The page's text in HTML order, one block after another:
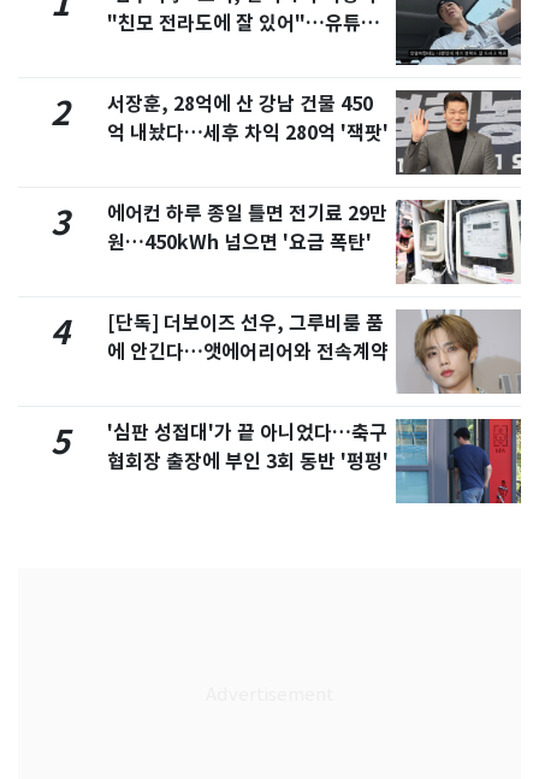
"친모 전라도에 잘 있어"…유튜브
2
서장훈, 28억에 산 강남 건물 450
억 내놨다…세후 차익 280억 '잭팟'
3
에어컨 하루 종일 틀면 전기료 29만
원…450kWh 넘으면 '요금 폭탄'
4
[단독] 더보이즈 선우, 그루비룸 품
에 안긴다…앳에어리어와 전속계약
5
'심판 성접대'가 끝 아니었다…축구
협회장 출장에 부인 3회 동반 '펑펑'